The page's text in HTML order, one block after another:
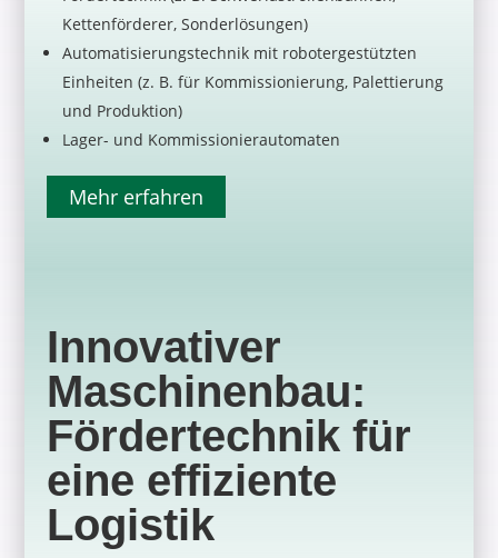
Kettenförderer, Sonderlösungen)
Automatisierungstechnik mit robotergestützten
Einheiten (z. B. für Kommissionierung, Palettierung
und Produktion)
Lager- und Kommissionierautomaten
Mehr erfahren
Innovativer
Maschinenbau:
Fördertechnik für
eine effiziente
Logistik